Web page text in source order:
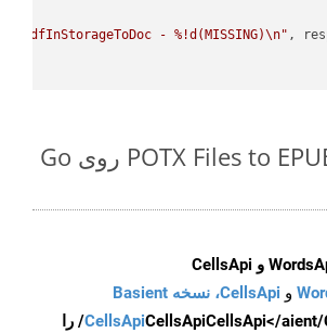
- %!d(MISSING)\n"
تبدیل ساده POTX Files to EPUB روی Go
و CellsApi، نسخه Basient
CellsApiCellsApi
CellsApi</aient/Client/ را